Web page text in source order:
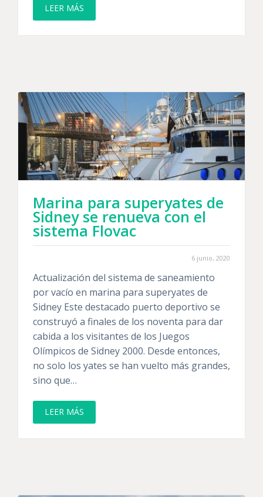
LEER MÁS
Marina para superyates de
Sidney se renueva con el
sistema Flovac
6 junio, 2020
Actualización del sistema de saneamiento
por vacío en marina para superyates de
Sidney Este destacado puerto deportivo se
construyó a finales de los noventa para dar
cabida a los visitantes de los Juegos
Olímpicos de Sidney 2000. Desde entonces,
no solo los yates se han vuelto más grandes,
sino que…
LEER MÁS